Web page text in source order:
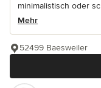
minimalistisch oder
Mehr
52499 Baesweiler